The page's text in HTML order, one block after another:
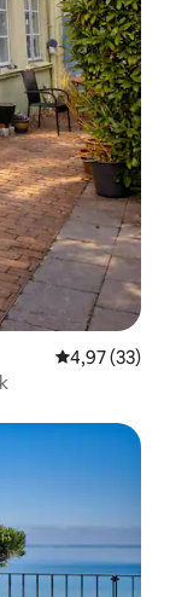
Évaluation
4,97 (33)